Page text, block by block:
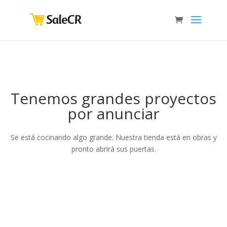
Tenemos grandes proyectos
por anunciar
Se está cocinando algo grande. Nuestra tienda está en obras y
pronto abrirá sus puertas.